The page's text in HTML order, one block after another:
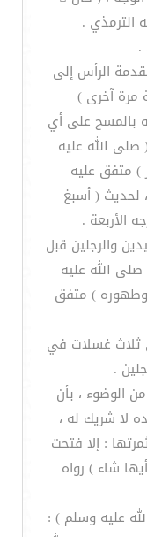
الترمذي .
الرأس إلى
مرة آخرى )
بالمسح على أي
الله عليه
) متفق عليه
، لحديث ( أسبغ
الأربعة .
والرجلين قبل
الله عليه
وطهوره ) متفق
ثلاث غسلات في
.
الوضوء ، بأن
لا شريك له ،
: إلا فتحت
شاء ) رواه
عليه وسلم ) :